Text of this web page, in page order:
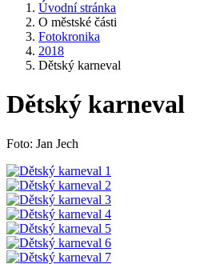
Úvodní stránka
O městské části
Fotokronika
2018
Dětský karneval
Dětský karneval
Foto: Jan Jech